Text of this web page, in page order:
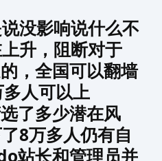
没影响说什么不
升，阻断对于
，全国可以翻墙
人可以上
了多少潜在风
8万多人仍有自
站长和管理员并